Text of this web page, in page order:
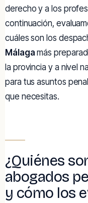
derecho y a los
continuación,
cuáles son los
Málaga más
la provincia y a nivel
para tus asuntos
que necesitas.
¿Quiénes
abogados
y cómo los